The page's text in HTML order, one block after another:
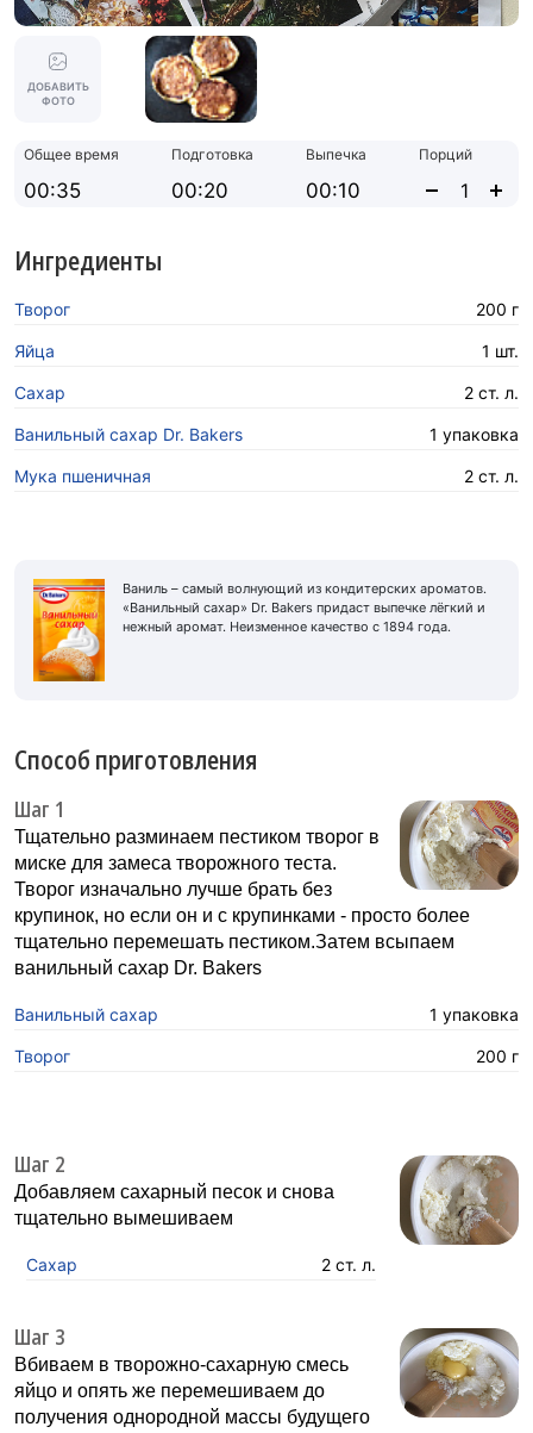
ДОБАВИТЬ
ФОТО
Общее время
00:35
Подготовка
00:20
Выпечка
00:10
Порций
Ингредиенты
Творог 200 г
Яйца 1 шт.
Сахар 2 ст. л.
Ванильный сахар Dr. Bakers 1 упаковка
Мука пшеничная 2 ст. л.
Ваниль – самый волнующий из кондитерских ароматов.
«Ванильный сахар» Dr. Bakers придаст выпечке лёгкий и
нежный аромат. Неизменное качество с 1894 года.
Способ приготовления
Шаг 1
Тщательно разминаем пестиком творог в
миске для замеса творожного теста.
Творог изначально лучше брать без
крупинок, но если он и с крупинками - просто более
тщательно перемешать пестиком.Затем всыпаем
ванильный сахар Dr. Bakers
Ванильный сахар 1 упаковка
Творог 200 г
Шаг 2
Добавляем сахарный песок и снова
тщательно вымешиваем
Сахар 2 ст. л.
Шаг 3
Вбиваем в творожно-сахарную смесь
яйцо и опять же перемешиваем до
получения однородной массы будущего